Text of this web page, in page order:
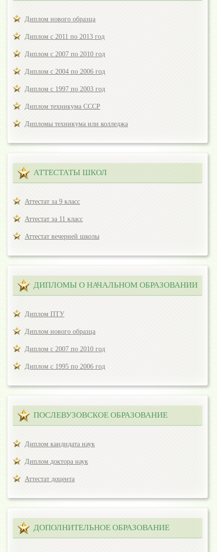
Диплом нового образца
Диплом с 2011 по 2013 год
Диплом с 2007 по 2010 год
Диплом с 2004 по 2006 год
Диплом с 1997 по 2003 год
Диплом техникума СССР
Дипломы техникума или колледжа
АТТЕСТАТЫ ШКОЛ
Аттестат за 9 класс
Аттестат за 11 класс
Аттестат вечерней школы
ДИПЛОМЫ О НАЧАЛЬНОМ ОБРАЗОВАНИИ
Диплом ПТУ
Диплом нового образца
Диплом с 2007 по 2010 год
Диплом с 1995 по 2006 год
ПОСЛЕВУЗОВСКОЕ ОБРАЗОВАНИЕ
Диплом кандидата наук
Диплом доктора наук
Аттестат доцента
ДОПОЛНИТЕЛЬНОЕ ОБРАЗОВАНИЕ